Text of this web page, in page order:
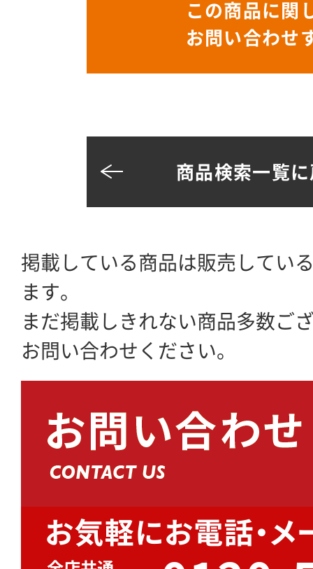
この商品に関
お問い合わせ
商品検索一覧
掲載している商品は販売してい
ます。
まだ掲載しきれない商品多数ご
お問い合わせください。